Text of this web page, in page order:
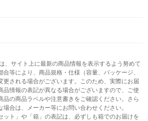
、サイト上に最新の商品情報を表示するよう努めて
等により、商品規格・仕様（容量、パッケージ、
更される場合がございます。このため、実際にお届
品情報の表記が異なる場合がございますので、ご使
品の商品ラベルや注意書きをご確認ください。さら
合は、メーカー等にお問い合わせください。
ット」や「箱」の表記は、必ずしも箱でのお届けを